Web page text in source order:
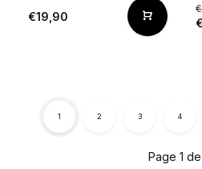
€19,90
Page 1
1 2 3 4